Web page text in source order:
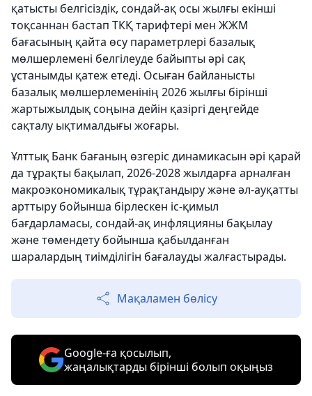
қатысты белгісіздік, сондай-ақ осы жылғы екінші
тоқсаннан бастап ТКҚ тарифтері мен ЖЖМ
бағасының қайта өсу параметрлері базалық
мөлшерлемені белгілеуде байыпты әрі сақ
ұстанымды қатеж етеді. Осыған байланысты
базалық мөлшерлеменінің 2026 жылғы бірінші
жартыжылдық соңына дейін қазіргі деңгейде
сақталу ықтималдығы жоғары.
Ұлттық Банк бағаның өзгеріс динамикасын әрі қарай
да тұрақты бақылап, 2026-2028 жылдарға арналған
макроэкономикалық тұрақтандыру және әл-ауқатты
арттыру бойынша бірлескен іс-қимыл
бағдарламасы, сондай-ақ инфляцияны бақылау
және төмендету бойынша қабылданған
шаралардың тиімділігін бағалауды жалғастырады.
Мақаламен бөлісу
Google-ға қосылып,
жаңалықтарды бірінші болып оқыңыз